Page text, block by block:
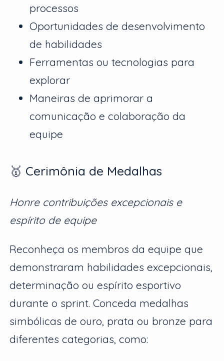
processos
Oportunidades de desenvolvimento
de habilidades
Ferramentas ou tecnologias para
explorar
Maneiras de aprimorar a
comunicação e colaboração da
equipe
🥇 Cerimônia de Medalhas
Honre contribuições excepcionais e
espírito de equipe
Reconheça os membros da equipe que
demonstraram habilidades excepcionais,
determinação ou espírito esportivo
durante o sprint. Conceda medalhas
simbólicas de ouro, prata ou bronze para
diferentes categorias, como: